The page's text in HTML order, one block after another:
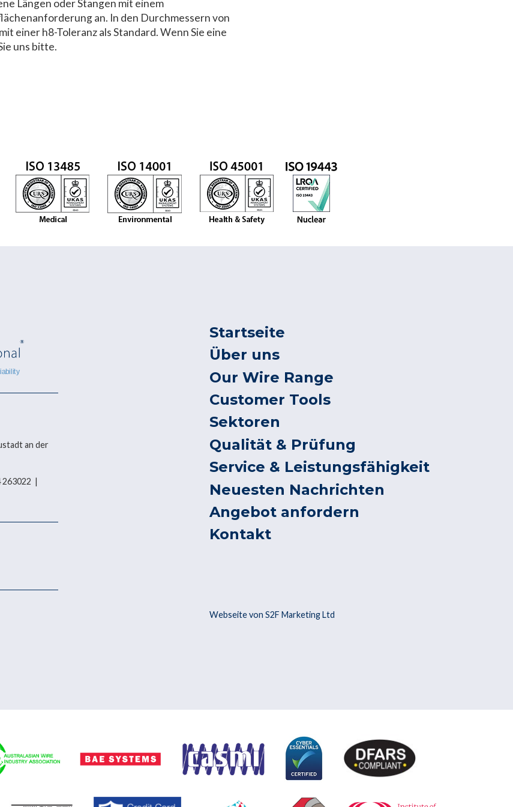
Längen oder Stangen mit einem
an. In den Durchmessern von
einer h8-Toleranz als Standard. Wenn Sie eine
uns bitte.
an der
263022 |
Startseite
Über uns
Our Wire Range
Customer Tools
Sektoren
Qualität & Prüfung
Service & Leistungsfähigkeit
Neuesten Nachrichten
Angebot anfordern
Kontakt
Webseite von S2F Marketing Ltd